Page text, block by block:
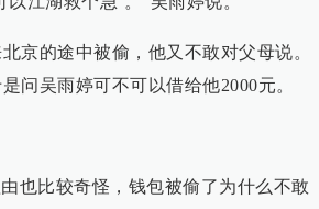
京的途中被偷，他又不敢对父母说。
问吴雨婷可不可以借给他2000元。
也比较奇怪，钱包被偷了为什么不敢